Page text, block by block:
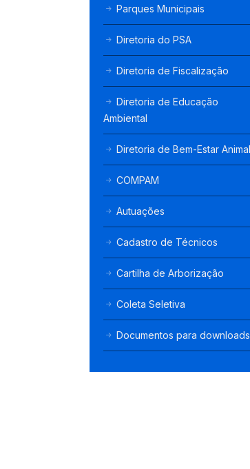
Parques Municipais
Diretoria do PSA
Diretoria de Fiscalização
Diretoria de Educação
Ambiental
Diretoria de Bem-Estar Animal
COMPAM
Autuações
Cadastro de Técnicos
Cartilha de Arborização
Coleta Seletiva
Documentos para downloads